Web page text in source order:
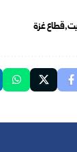
قطاع غزة